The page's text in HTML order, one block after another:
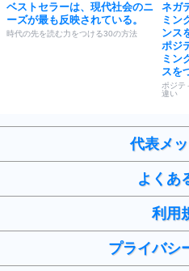
ベストセラーは、現代社会のニ
ーズが最も反映されている。
時代の先を読む力をつける30の方法
ネガ
ミン
ンス
ポジ
ミン
スを
ポジテ
違い
代表メ
よくあ
利用
プライバシ